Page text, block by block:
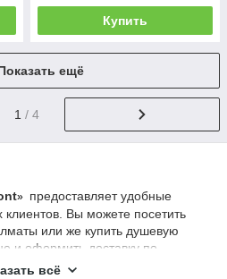
Купить
ещё
1 / 4
» предоставляет удобные
клиентов. Вы можете посетить
или же купить душевую
и оформить доставку по
всё